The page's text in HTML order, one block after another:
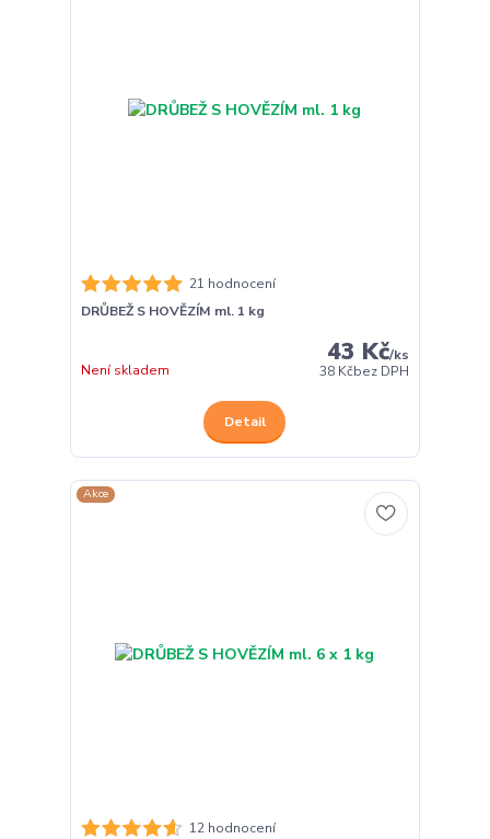
21 hodnocení
DRŮBEŽ S HOVĚZÍM ml. 1 kg
43 Kč/ks
38 Kčbez DPH
Není skladem
Detail
Akce
12 hodnocení